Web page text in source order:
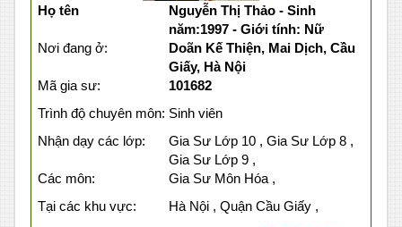
Họ tên
Nguyễn Thị Thảo - Sinh
năm:1997 - Giới tính: Nữ
Nơi đang ở:
Doãn Kế Thiện, Mai Dịch, Cầu
Giấy, Hà Nội
Mã gia sư:
101682
Trình độ chuyên môn: Sinh viên
Nhận dạy các lớp:
Gia Sư Lớp 10 , Gia Sư Lớp 8 ,
Gia Sư Lớp 9 ,
Các môn:
Gia Sư Môn Hóa ,
Tại các khu vực:
Hà Nội , Quận Cầu Giấy ,